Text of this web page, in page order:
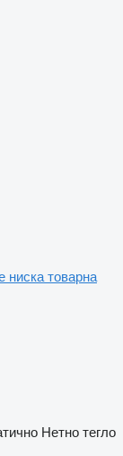
ниска товарна
Нетно тегло